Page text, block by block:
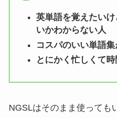
英単語を覚えたい
いかわからない人
コスパのいい単語集
とにかく忙しくて
NGSLはそのまま使っても